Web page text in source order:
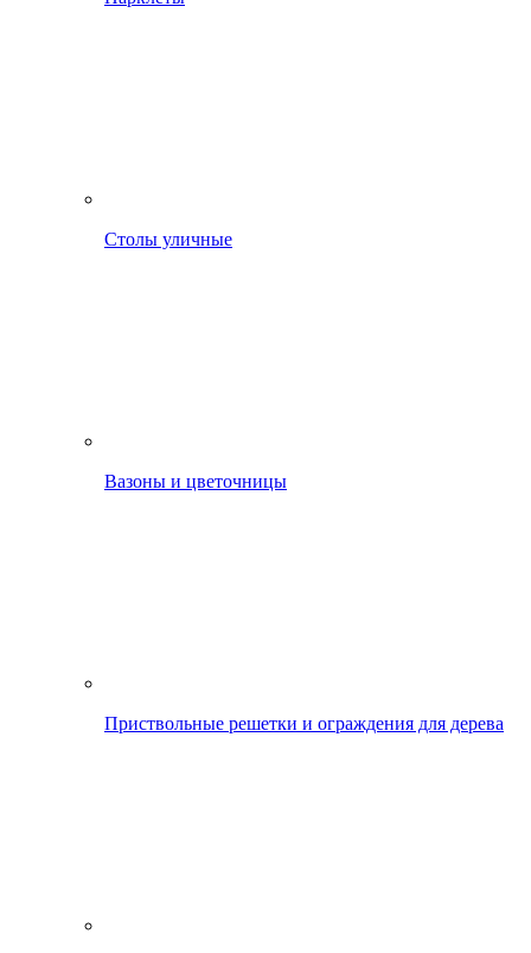
Столы уличные
Вазоны и цветочницы
Приствольные решетки и ограждения для дерева